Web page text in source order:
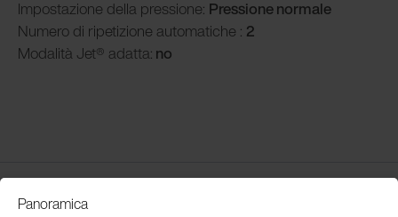
Impostazione della pressione: Pressione normale
Numero di ripetizione automatiche : 2
Modalità Jet® adatta: no
Customer Service
Panoramica